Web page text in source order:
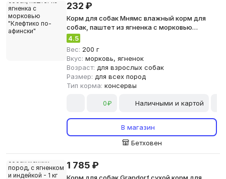
232 ₽
Корм для собак Мнямс влажный корм для
собак, паштет из ягненка с морковью
"Клефтико по-афински"
4.5
Вес: 200 г
Вкус: морковь, ягненок
Возраст: для взрослых собак
Размер: для всех пород
Тип корма: консервы
0₽ Наличными и картой
В магазин
Бетховен
1 785 ₽